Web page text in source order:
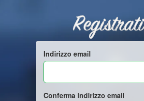
Registrati
Indirizzo email
Conferma indirizzo email